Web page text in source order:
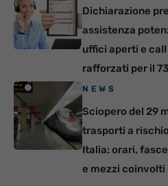
Dichiarazione
assistenza
uffici aperti e
rafforzati per il
NEWS
Sciopero del 29
trasporti a
Italia: orari,
e mezzi coinvolti